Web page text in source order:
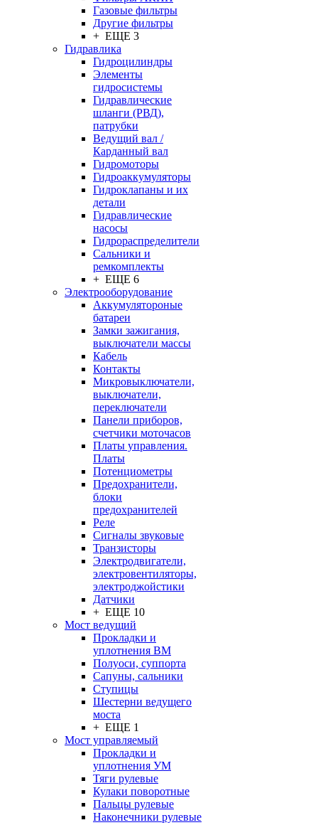
Газовые фильтры
Другие фильтры
+ ЕЩЕ 3
Гидравлика
Гидроцилиндры
Элементы
гидросистемы
Гидравлические
шланги (РВД),
патрубки
Ведущий вал /
Карданный вал
Гидромоторы
Гидроаккумуляторы
Гидроклапаны и их
детали
Гидравлические
насосы
Гидрораспределители
Сальники и
ремкомплекты
+ ЕЩЕ 6
Электрооборудование
Аккумулятороные
батареи
Замки зажигания,
выключатели массы
Кабель
Контакты
Микровыключатели,
выключатели,
переключатели
Панели приборов,
счетчики моточасов
Платы управления.
Платы
Потенциометры
Предохранители,
блоки
предохранителей
Реле
Сигналы звуковые
Транзисторы
Электродвигатели,
электровентиляторы,
электроджойстики
Датчики
+ ЕЩЕ 10
Мост ведущий
Прокладки и
уплотнения ВМ
Полуоси, суппорта
Сапуны, сальники
Ступицы
Шестерни ведущего
моста
+ ЕЩЕ 1
Мост управляемый
Прокладки и
уплотнения УМ
Тяги рулевые
Кулаки поворотные
Пальцы рулевые
Наконечники рулевые